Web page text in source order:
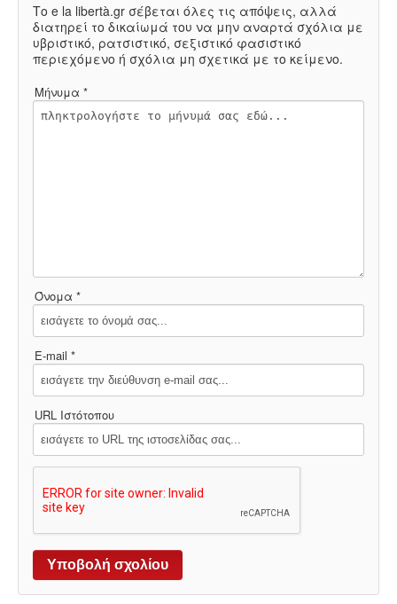
Το e la libertà.gr σέβεται όλες τις απόψεις, αλλά
διατηρεί το δικαίωμά του να μην αναρτά σχόλια με
υβριστικό, ρατσιστικό, σεξιστικό φασιστικό
περιεχόμενο ή σχόλια μη σχετικά με το κείμενο.
Μήνυμα *
Όνομα *
E-mail *
URL Ιστότοπου